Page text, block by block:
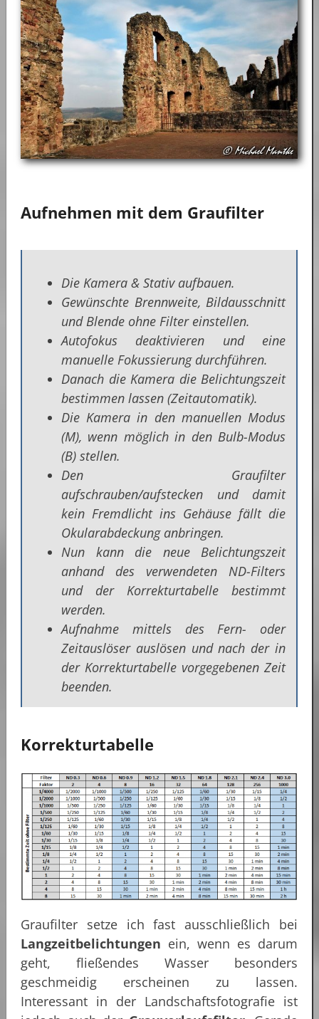
Aufnehmen mit dem Graufilter
Die Kamera & Stativ aufbauen.
Gewünschte Brennweite, Bildausschnitt
und Blende ohne Filter einstellen.
Autofokus deaktivieren und eine
manuelle Fokussierung durchführen.
Danach die Kamera die Belichtungszeit
bestimmen lassen (Zeitautomatik).
Die Kamera in den manuellen Modus
(M), wenn möglich in den Bulb-Modus
(B) stellen.
Den Graufilter
aufschrauben/aufstecken und damit
kein Fremdlicht ins Gehäuse fällt die
Okularabdeckung anbringen.
Nun kann die neue Belichtungszeit
anhand des verwendeten ND-Filters
und der Korrekturtabelle bestimmt
werden.
Aufnahme mittels des Fern- oder
Zeitauslöser auslösen und nach der in
der Korrekturtabelle vorgegebenen Zeit
beenden.
Korrekturtabelle
Graufilter setze ich fast ausschließlich bei
Langzeitbelichtungen ein, wenn es darum
geht, fließendes Wasser besonders
geschmeidig erscheinen zu lassen.
Interessant in der Landschaftsfotografie ist